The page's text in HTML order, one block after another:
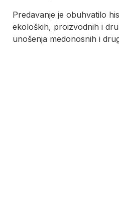
Predavanje je obuhvatilo
ekoloških, proizvodnih i
unošenja medonosnih i